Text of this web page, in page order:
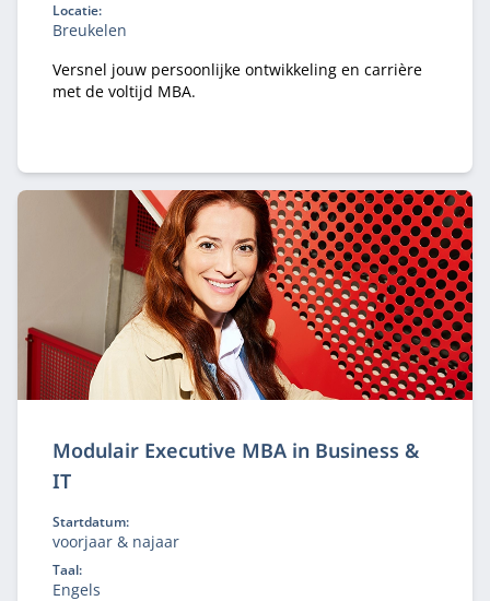
Locatie:
Breukelen
Versnel jouw persoonlijke ontwikkeling en carrière
met de voltijd MBA.
Modulair Executive MBA in Business &
IT
Startdatum:
voorjaar & najaar
Taal:
Engels